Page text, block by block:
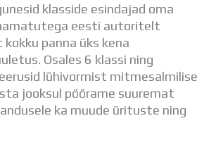
(UPT)
klasside esindajad oma
eesti autoritelt
panna üks kena
Osales 6 klassi ning
lühivormist mitmesalmilise
jooksul pöörame suuremat
ka muude ürituste ning